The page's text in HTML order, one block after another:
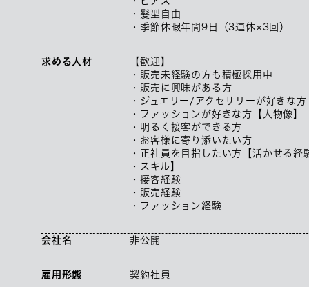
・髪型自由
・季節休暇年間9日（3連休×3回）
求める人材
【歓迎】
・販売未経験の方も積極採用中
・販売に興味がある方
・ジュエリー/アクセサリーが好きな方
・ファッションが好きな方【人物像】
・明るく接客ができる方
・お客様に寄り添いたい方
・正社員を目指したい方【活かせる経
・スキル】
・接客経験
・販売経験
・ファッション経験
会社名 非公開
雇用形態 契約社員